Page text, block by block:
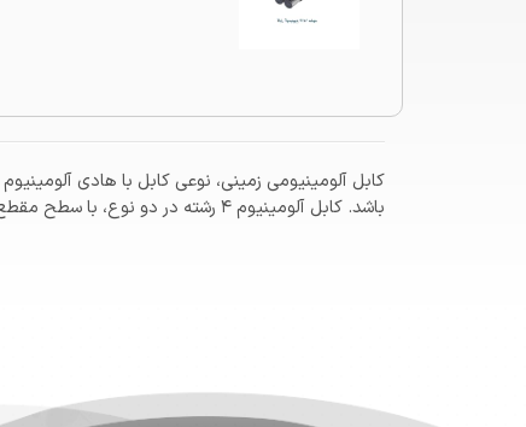
باشد. کابل آلومینیوم ۴ رشته در دو نوع، با سطح مقطع یکسان و یا سه رشته با سطح مقطع برابر به همراه یک رشته نول (با سطح مقطع کمتر) تولید می‌شود.